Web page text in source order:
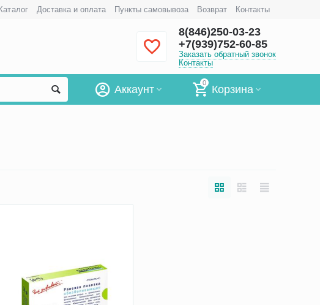
Каталог Доставка и оплата Пункты самовывоза Возврат Контакты
8(846)250-03-23
+7(939)752-60-85
Заказать обратный звонок
Контакты
0
Корзина
Аккаунт